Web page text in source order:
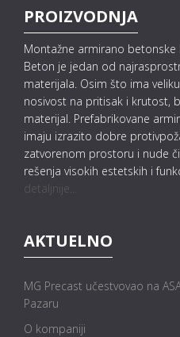
PROIZVODNJA
Montažne armirano betonske
Beton je jedan od
materijala. Osim što ima
nosivost na pritisak i krutost,
materijal. Prefabrikovane
imaju izrazito dobre
zatvorenom prostoru i nude
rešenja visokih estetskih i
detaljnije...
AKTUELNO
MG Precast učestvovao na
Pazaru
O kompaniji